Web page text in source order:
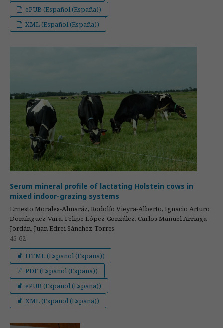
ePUB (Español (España))
XML (Español (España))
Serum mineral profile of lactating Holstein cows in
mixed indoor-grazing systems
Ernesto Morales-Almaráz, Rodolfo Vieyra-Alberto, Ignacio Arturo
Domínguez-Vara, Felipe López-González, Carlos Manuel Arriaga-
Jordán, Juan Edrei Sánchez-Torres
45-62
HTML (Español (España))
PDF (Español (España))
ePUB (Español (España))
XML (Español (España))